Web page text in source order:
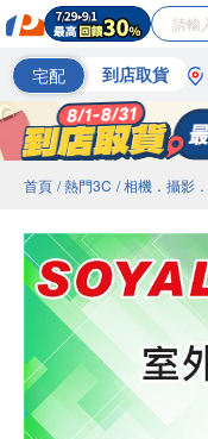
宅配 到店取貨
首頁 / 熱門3C / 相機．攝影